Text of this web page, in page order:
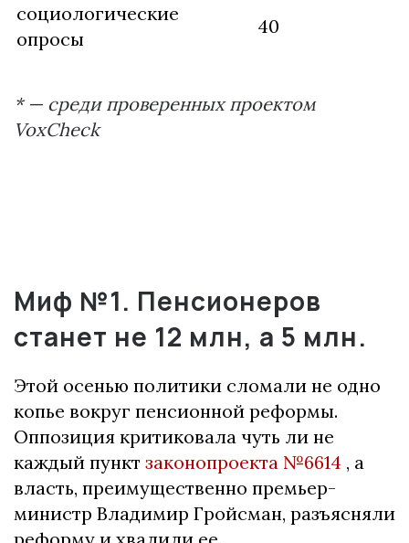
социологические
опросы
40
* — среди проверенных проектом
VoxCheck
Миф №1. Пенсионеров
станет не 12 млн, а 5 млн.
Этой осенью политики сломали не одно
копье вокруг пенсионной реформы.
Оппозиция критиковала чуть ли не
каждый пункт законопроекта №6614 , а
власть, преимущественно премьер-
министр Владимир Гройсман, разъясняли